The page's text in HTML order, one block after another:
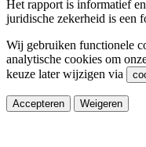
Het rapport is informatief
juridische zekerheid is een
Wij gebruiken functionele
analytische cookies om
keuze later wijzigen via
Accepteren Weigeren